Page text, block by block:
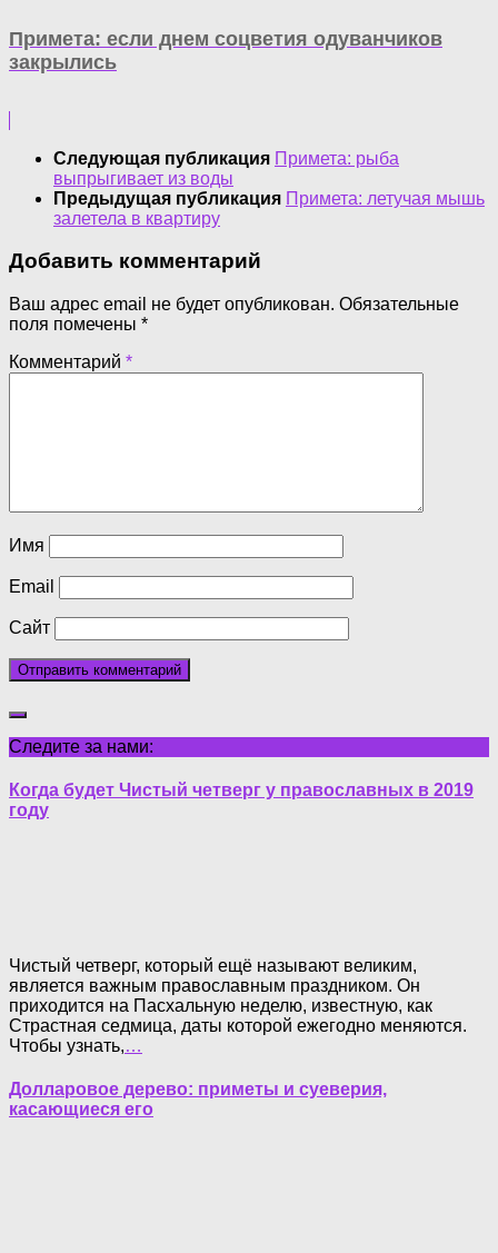
Примета: если днем соцветия одуванчиков
закрылись
Следующая публикация Примета: рыба
выпрыгивает из воды
Предыдущая публикация Примета: летучая мышь
залетела в квартиру
Добавить комментарий
Ваш адрес email не будет опубликован. Обязательные
поля помечены *
Комментарий *
Имя
Email
Сайт
Следите за нами:
Когда будет Чистый четверг у православных в 2019
году
Чистый четверг, который ещё называют великим,
является важным православным праздником. Он
приходится на Пасхальную неделю, известную, как
Страстная седмица, даты которой ежегодно меняются.
Чтобы узнать,…
Долларовое дерево: приметы и суеверия,
касающиеся его